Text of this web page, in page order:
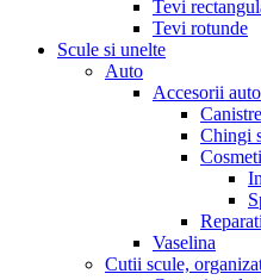
Tevi
Tevi rotunde
Scule si unelte
Auto
Accesorii auto
Canistre
Chingi
Vaselina
Cutii scule,